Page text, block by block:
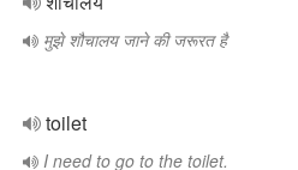
मुझे शौचालय जाने की जरूरत है
toilet
I need to go to the toilet.